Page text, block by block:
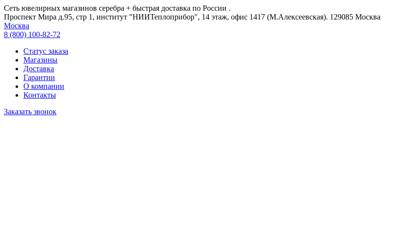
Сеть ювелирных магазинов серебра + быстрая доставка по России .
Проспект Мира д.95, стр 1, институт "НИИТеплоприбор", 14 этаж, офис 1417 (М.Алексеевская). 129085 Москва
Москва
8 (800) 100-82-72
Статус заказа
Магазины
Доставка
Гарантии
О компании
Контакты
Заказать звонок